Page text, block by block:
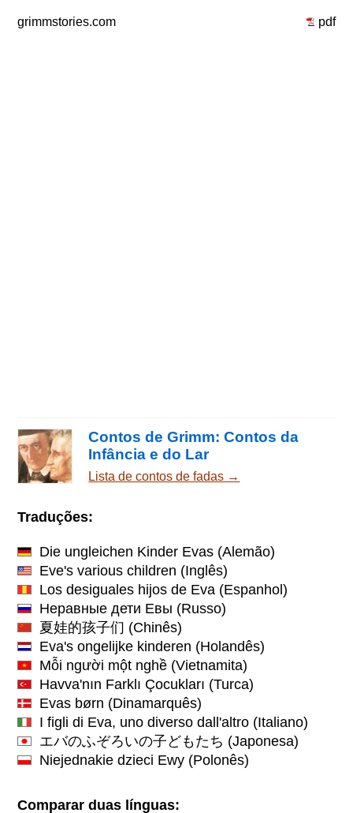
grimmstories.com pdf
Contos de Grimm: Contos da
Infância e do Lar
Lista de contos de fadas →
Traduções:
Die ungleichen Kinder Evas (Alemão)
Eve's various children (Inglês)
Los desiguales hijos de Eva (Espanhol)
Неравные дети Евы (Russo)
夏娃的孩子们 (Chinês)
Eva's ongelijke kinderen (Holandês)
Mỗi người một nghề (Vietnamita)
Havva'nın Farklı Çocukları (Turca)
Evas børn (Dinamarquês)
I figli di Eva, uno diverso dall'altro (Italiano)
エバのふぞろいの子どもたち (Japonesa)
Niejednakie dzieci Ewy (Polonês)
Comparar duas línguas: